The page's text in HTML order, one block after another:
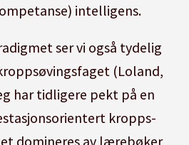
intelligens.
ser vi også tydelig
(Loland,
har tidligere pekt på en
kropps-
domineres av lærebøker